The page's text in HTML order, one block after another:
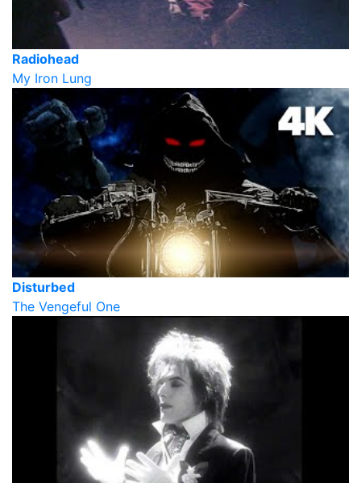
Radiohead
My Iron Lung
Disturbed
The Vengeful One